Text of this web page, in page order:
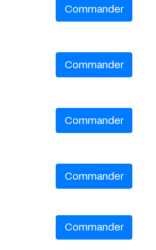
Commander
Commander
Commander
Commander
Commander